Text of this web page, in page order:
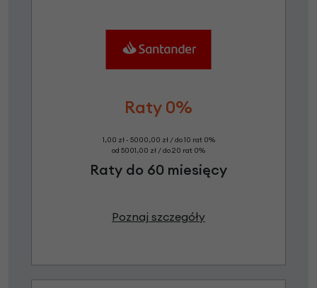
Raty 0%
1,00 zł - 5000,00 zł / do 10 rat 0%
od 5001,00 zł / do 20 rat 0%
Raty do 60 miesięcy
Poznaj szczegóły